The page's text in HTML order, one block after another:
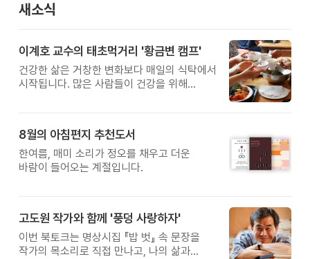
새소식
이계호 교수의 태초먹거리 '황금변 캠프'
건강한 삶은 거창한 변화보다 매일의 식탁에서
시작됩니다. 많은 사람들이 건강을 위해
받은 이계호 교수와 함께하는 태초먹거리
황금변 캠프
8월의 아침편지 추천도서
한여름, 매미 소리가 정오를 채우고 더운
바람이 들어오는 계절입니다.
고도원 작가와 함께 '풍덩 사랑하자'
이번 북토크는 명상시집 『밥 벗』 속 문장을
작가의 목소리로 직접 만나고, 나의 삶과